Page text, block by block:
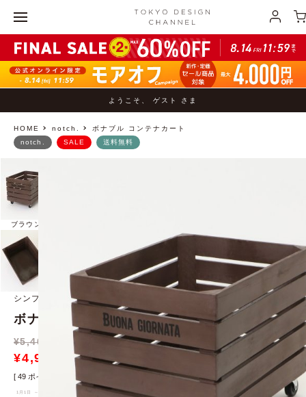
ようこそ、 ゲスト さま
HOME notch. ボナブル コンテナカート
ブラウン
notch. SALE 送料無料
シンプルで使いやすいキャスター付き収納ボックス
ボナブル コンテナカート
¥5,400 税込 ¥5,940
¥4,909 ¥5,399
[ 49 ポイント進呈 ]
1月1日 ～ 2月28日